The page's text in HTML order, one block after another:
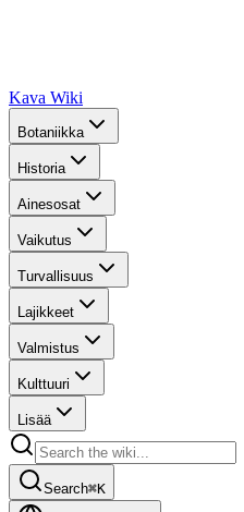
Kava Wiki
Botaniikka
Historia
Ainesosat
Vaikutus
Turvallisuus
Lajikkeet
Valmistus
Kulttuuri
Lisää
Search⌘K